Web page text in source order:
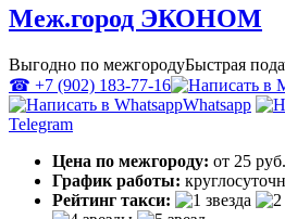
Меж.город ЭКОНОМ
Выгодно по межгородуБыстрая
☎ +7 (902) 183-77-16
Whatsapp
Telegram
Цена по межгороду: от 25
График работы:
Рейтинг такси: